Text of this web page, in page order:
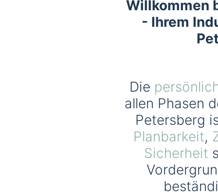
Willkommen
- Ihrem
Die
allen Phasen
Petersberg
Planbarkeit,
Sicherheit